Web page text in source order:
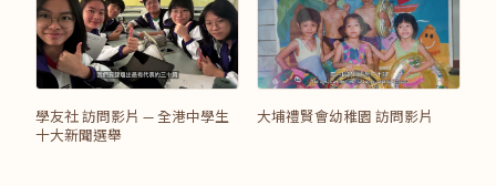
學友社 訪問影片 — 全港中學生
十大新聞選舉
大埔禮賢會幼稚園 訪問影片